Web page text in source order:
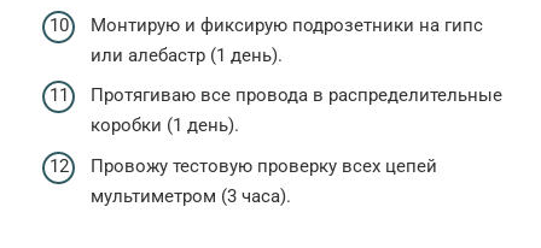
Монтирую и фиксирую подрозетники на гипс
или алебастр (1 день).
Протягиваю все провода в распределительные
коробки (1 день).
Провожу тестовую проверку всех цепей
мультиметром (3 часа).